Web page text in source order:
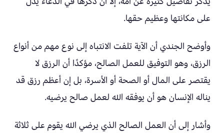
على مكانتها وعظيم حقها.
وأوضح الجندي أن الآية تلفت الانتباه إلى نوع مهم من أنواع
الرزق، وهو التوفيق للعمل الصالح، مؤكدًا أن الرزق لا
يقتصر على المال أو الصحة أو الأسرة، بل إن أعظم رزق قد
يناله الإنسان هو أن يوفقه الله لعمل صالح يرضيه.
وأشار إلى أن العمل الصالح الذي يرضي الله يقوم على ثلاثة